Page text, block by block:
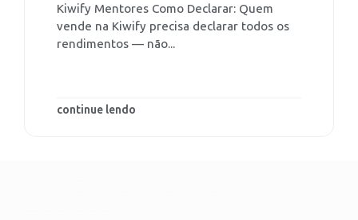
Kiwify Mentores Como Declarar: Quem
vende na Kiwify precisa declarar todos os
rendimentos — não...
continue lendo